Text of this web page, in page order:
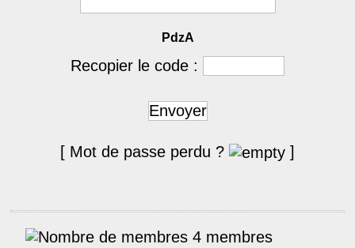
PdzA
Recopier le code :
Envoyer
[ Mot de passe perdu ? ]
4 membres